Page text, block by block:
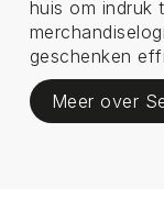
huis om indruk
geschenken
Meer over